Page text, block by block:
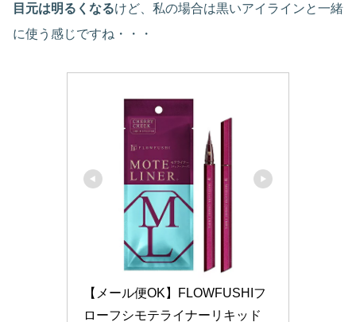
目元は明るくなるけど、私の場合は黒いアイラインと一緒
に使う感じですね・・・
【メール便OK】FLOWFUSHIフ
ローフシモテライナーリキッド